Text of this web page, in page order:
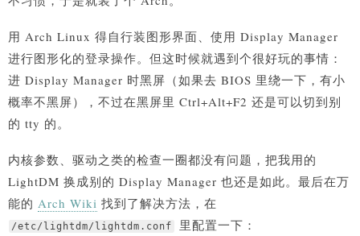
用 Arch Linux 得自行装图形界面、使用 Display Manager
进行图形化的登录操作。但这时候就遇到个很好玩的事情：
进 Display Manager 时黑屏（如果去 BIOS 里绕一下，有小
概率不黑屏），不过在黑屏里 Ctrl+Alt+F2 还是可以切到别
的 tty 的。
内核参数、驱动之类的检查一圈都没有问题，把我用的
LightDM 换成别的 Display Manager 也还是如此。最后在万
能的 Arch Wiki 找到了解决方法，在
/etc/lightdm/lightdm.conf 里配置一下：